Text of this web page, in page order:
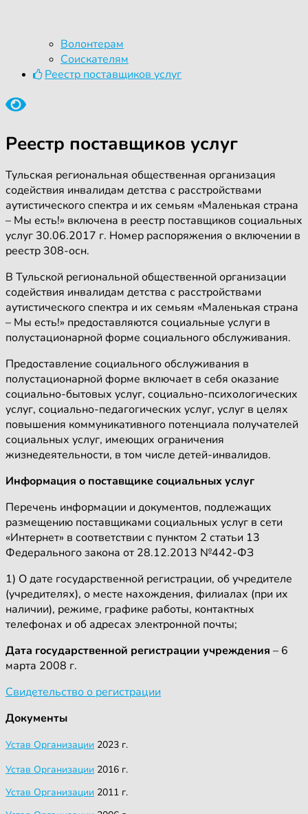
Волонтерам
Соискателям
Реестр поставщиков услуг
Реестр поставщиков услуг
Тульская региональная общественная организация
содействия инвалидам детства с расстройствами
аутистического спектра и их семьям «Маленькая страна
– Мы есть!» включена в реестр поставщиков социальных
услуг 30.06.2017 г. Номер распоряжения о включении в
реестр 308-осн.
В Тульской региональной общественной организации
содействия инвалидам детства с расстройствами
аутистического спектра и их семьям «Маленькая страна
– Мы есть!» предоставляются социальные услуги в
полустационарной форме социального обслуживания.
Предоставление социального обслуживания в
полустационарной форме включает в себя оказание
социально-бытовых услуг, социально-психологических
услуг, социально-педагогических услуг, услуг в целях
повышения коммуникативного потенциала получателей
социальных услуг, имеющих ограничения
жизнедеятельности, в том числе детей-инвалидов.
Информация о поставщике социальных услуг
Перечень информации и документов, подлежащих
размещению поставщиками социальных услуг в сети
«Интернет» в соответствии с пунктом 2 статьи 13
Федерального закона от 28.12.2013 №442-ФЗ
1) О дате государственной регистрации, об учредителе
(учредителях), о месте нахождения, филиалах (при их
наличии), режиме, графике работы, контактных
телефонах и об адресах электронной почты;
Дата государственной регистрации учреждения – 6
марта 2008 г.
Свидетельство о регистрации
Документы
Устав Организации 2023 г.
Устав Организации 2016 г.
Устав Организации 2011 г.